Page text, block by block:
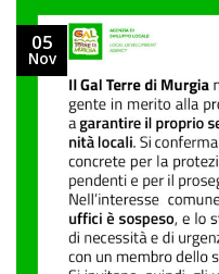
05
Nov